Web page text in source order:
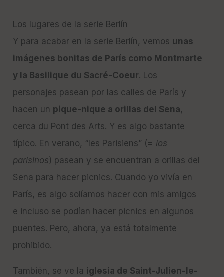
Los lugares de la serie Berlín
Y para acabar en la serie Berlín, vemos unas
imágenes bonitas de París como Montmarte
y la Basilique du Sacré-Coeur. Los
personajes pasean por las calles de París y
hacen un pique-nique a orillas del Sena,
cerca du Pont des Arts. Y es algo bastante
típico. En verano, “les Parisiens” (= los
parisinos) pasean y se encuentran a orillas del
Sena para hacer picnics. Cuando yo vivía en
París, es algo solíamos hacer con mis amigos
e incluso se podían hacer picnics en algunos
puentes. Pero, ahora, ya está totalmente
prohibido.
También, se ve la iglesia de Saint-Julien-le-